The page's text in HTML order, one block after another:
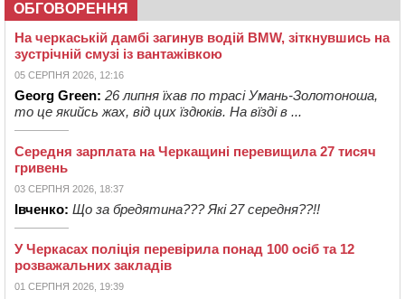
ОБГОВОРЕННЯ
На черкаській дамбі загинув водій BMW, зіткнувшись на
зустрічній смузі із вантажівкою
05 СЕРПНЯ 2026, 12:16
Georg Green: 26 липня їхав по трасі Умань-Золотоноша,
то це якийсь жах, від цих їздюків. На вїзді в ...
Середня зарплата на Черкащині перевищила 27 тисяч
гривень
03 СЕРПНЯ 2026, 18:37
Івченко: Що за бредятина??? Які 27 середня??!!
У Черкасах поліція перевірила понад 100 осіб та 12
розважальних закладів
01 СЕРПНЯ 2026, 19:39